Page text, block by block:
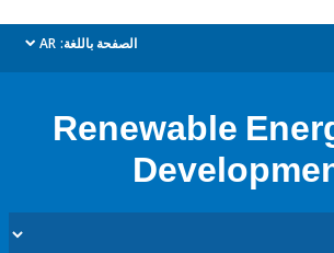
الصفحة باللغة: AR
dropdown
Renewable